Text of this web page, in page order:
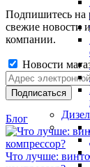
Подпишитесь на
свежие новости
компании.
Новости
Блог
Что лучше: